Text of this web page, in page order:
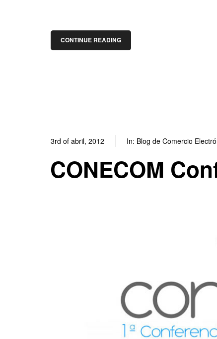
CONTINUE READING
3rd of abril, 2012 In: Blog de Comercio
CONECOM